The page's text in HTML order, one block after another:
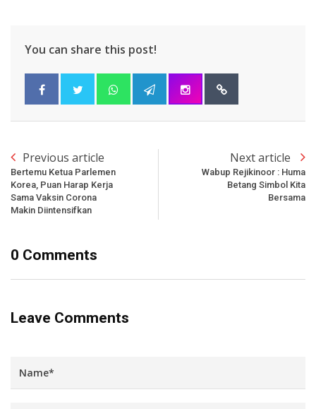
You can share this post!
Previous article
Bertemu Ketua Parlemen
Korea, Puan Harap Kerja
Sama Vaksin Corona
Makin Diintensifkan
Next article
Wabup Rejikinoor : Huma
Betang Simbol Kita
Bersama
0 Comments
Leave Comments